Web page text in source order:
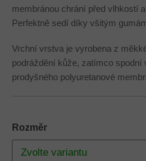
Rozměr
membránou chrání před vlhkostí
Perfektně sedí díky všitým
Vrchní vrstva je vyrobena z
podráždění kůže, zatímco spodní
prodyšného polyuretanové